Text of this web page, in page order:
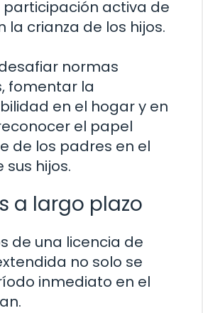
activa de
la crianza de los hijos.
normas
fomentar la
en el hogar y en
el papel
de los padres en el
hijos.
a largo plazo
de una licencia de
no solo se
inmediato en el